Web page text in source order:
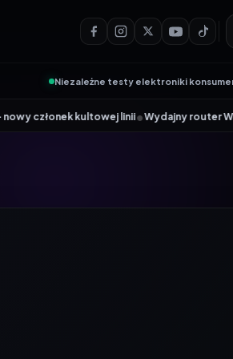
Niezależne testy elektroniki
linii•Wydajny router Wi-Fi 6 Tenda